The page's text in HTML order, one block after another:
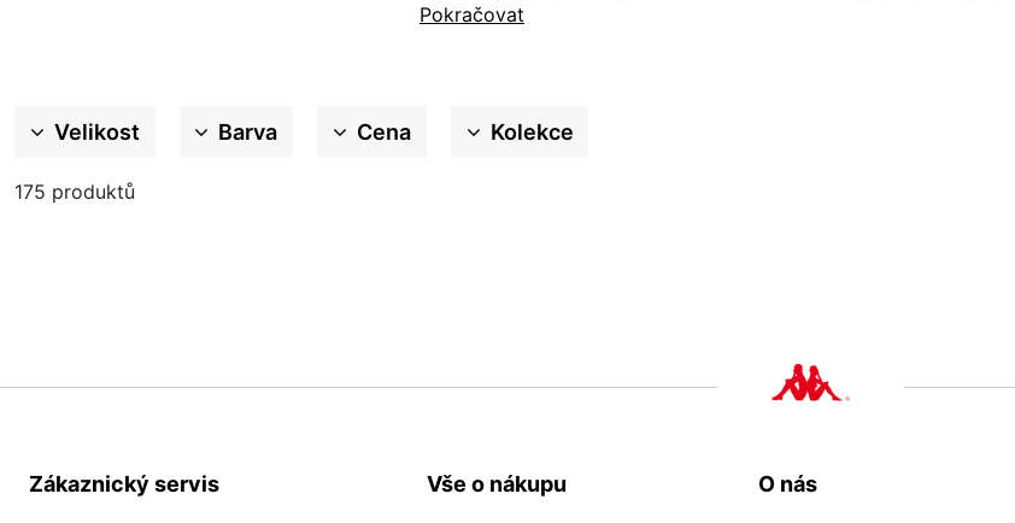
Pokračovat
Velikost Barva Cena Kolekce
175 produktů
Zákaznický servis Vše o nákupu O nás